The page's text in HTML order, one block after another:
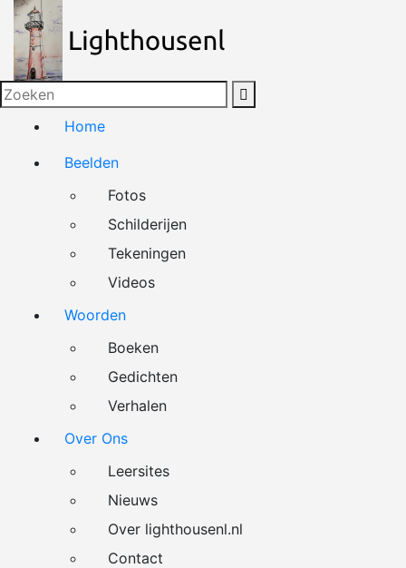
Naar
de
inhoud
springen
Home
Beelden
Fotos
Schilderijen
Tekeningen
Videos
Woorden
Boeken
Gedichten
Verhalen
Over Ons
Leersites
Nieuws
Over lighthousenl.nl
Contact